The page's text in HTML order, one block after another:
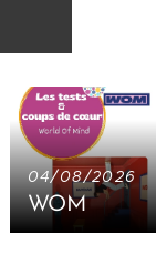
04/08/2026
WOM